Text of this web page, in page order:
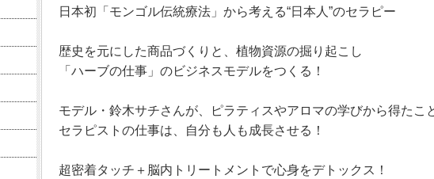
日本初「モンゴル伝統療法」から考える“日本人”のセラピー
歴史を元にした商品づくりと、植物資源の掘り起こし
「ハーブの仕事」のビジネスモデルをつくる！
モデル・鈴木サチさんが、ピラティスやアロマの学びから得たこ
セラピストの仕事は、自分も人も成長させる！
超密着タッチ＋脳内トリートメントで心身をデトックス！